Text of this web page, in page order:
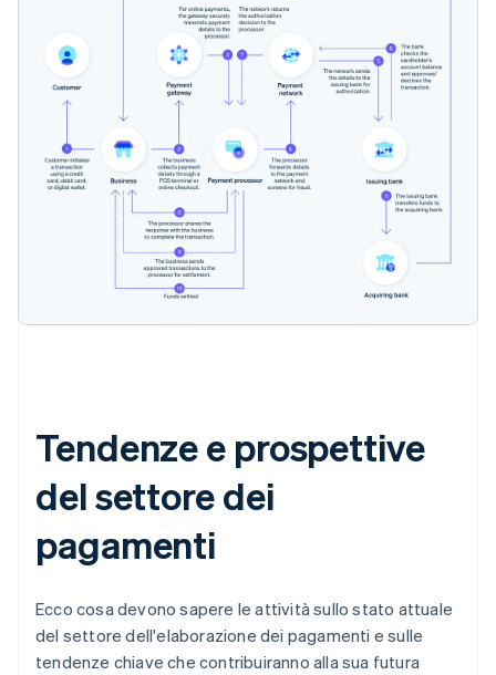
Tendenze e prospettive
del settore dei
pagamenti
Ecco cosa devono sapere le attività sullo stato attuale
del settore dell'elaborazione dei pagamenti e sulle
tendenze chiave che contribuiranno alla sua futura